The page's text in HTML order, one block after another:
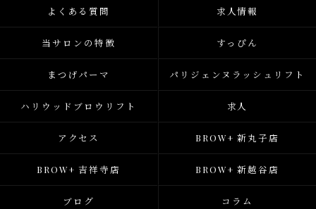
よくある質問 求人情報
当サロンの特徴 すっぴん
まつげパーマ パリジェンヌラッシュリフト
ハリウッドブロウリフト 求人
アクセス BROW+ 新丸子店
BROW+ 吉祥寺店 BROW+ 新越谷店
ブログ コラム